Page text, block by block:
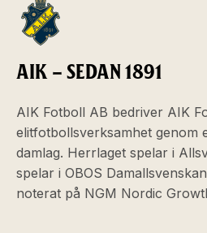
AIK – SEDAN 1891
AIK Fotboll AB bedriver AIK
elitfotbollsverksamhet genom
damlag. Herrlaget spelar i
spelar i OBOS
noterat på NGM Nordic